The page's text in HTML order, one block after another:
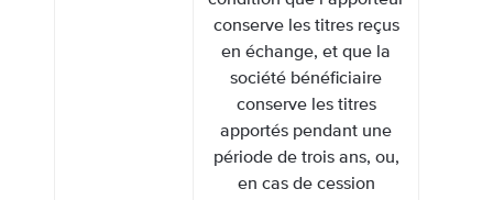
conserve les titres reçus
en échange, et que la
société bénéficiaire
conserve les titres
apportés pendant une
période de trois ans, ou,
en cas de cession